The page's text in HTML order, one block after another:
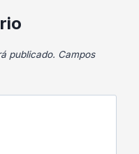
publicado. Campos